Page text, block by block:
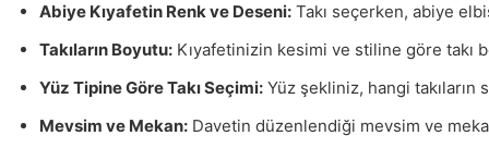
Abiye Kıyafetin Renk ve Deseni: Takı seçerken, abiye
Takıların Boyutu: Kıyafetinizin kesimi ve stiline göre takı
Yüz Tipine Göre Takı Seçimi: Yüz şekliniz, hangi
Mevsim ve Mekan: Davetin düzenlendiği mevsim ve